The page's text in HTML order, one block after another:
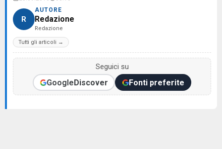
R
AUTORE
Redazione
Redazione
Tutti gli articoli →
Seguici su
GoogleDiscover Fonti preferite